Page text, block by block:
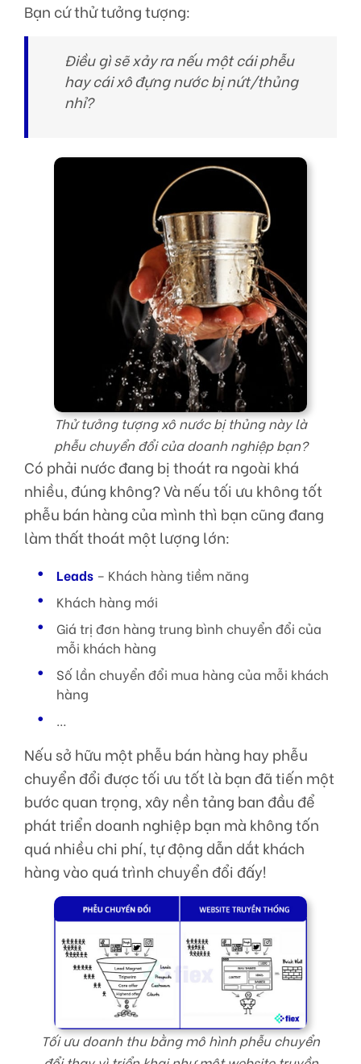
Bạn cứ thử tưởng tượng:
Điều gì sẽ xảy ra nếu một cái phễu
hay cái xô đựng nước bị nứt/thủng
nhỉ?
Thử tưởng tượng xô nước bị thủng này là
phễu chuyển đổi của doanh nghiệp bạn?
Có phải nước đang bị thoát ra ngoài khá
nhiều, đúng không? Và nếu tối ưu không tốt
phễu bán hàng của mình thì bạn cũng đang
làm thất thoát một lượng lớn:
Leads – Khách hàng tiềm năng
Khách hàng mới
Giá trị đơn hàng trung bình chuyển đổi của
mỗi khách hàng
Số lần chuyển đổi mua hàng của mỗi khách
hàng
…
Nếu sở hữu một phễu bán hàng hay phễu
chuyển đổi được tối ưu tốt là bạn đã tiến một
bước quan trọng, xây nền tảng ban đầu để
phát triển doanh nghiệp bạn mà không tốn
quá nhiều chi phí, tự động dẫn dắt khách
hàng vào quá trình chuyển đổi đấy!
Tối ưu doanh thu bằng mô hình phễu chuyển